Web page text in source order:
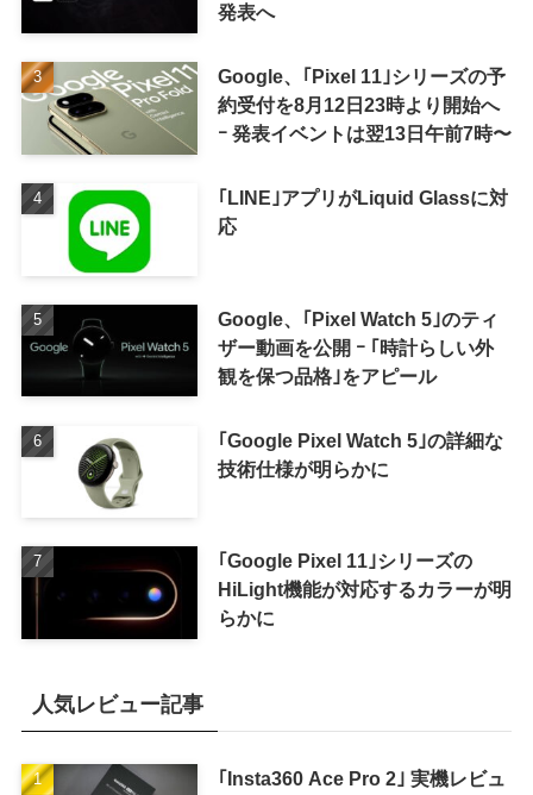
発表へ
Google、｢Pixel 11｣シリーズの予
約受付を8月12日23時より開始へ
ｰ 発表イベントは翌13日午前7時〜
｢LINE｣アプリがLiquid Glassに対
応
Google、｢Pixel Watch 5｣のティ
ザー動画を公開 ｰ ｢時計らしい外
観を保つ品格｣をアピール
｢Google Pixel Watch 5｣の詳細な
技術仕様が明らかに
｢Google Pixel 11｣シリーズの
HiLight機能が対応するカラーが明
らかに
人気レビュー記事
｢Insta360 Ace Pro 2｣ 実機レビュ